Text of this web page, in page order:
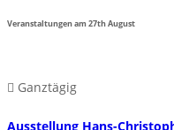
Veranstaltungen am27thAugust
Ganztägig
Ausstellung Hans-